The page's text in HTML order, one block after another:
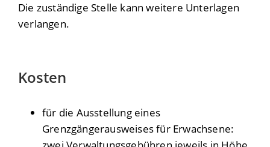
Die zuständige Stelle kann weitere Unterlagen
verlangen.
Kosten
für die Ausstellung eines
Grenzgängerausweises für Erwachsene: